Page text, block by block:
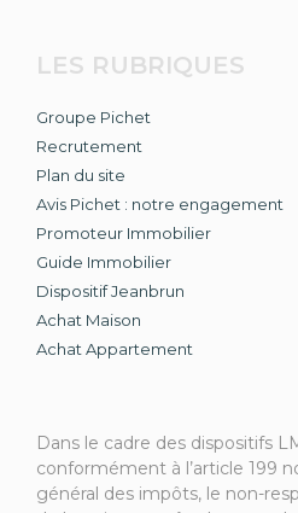
LES RUBRIQUES
Groupe Pichet
Recrutement
Plan du site
Avis Pichet : notre engagement
Promoteur Immobilier
Guide Immobilier
Dispositif Jeanbrun
Achat Maison
Achat Appartement
Dans le cadre des dispositifs
conformément à l’article 199
général des impôts, le non-